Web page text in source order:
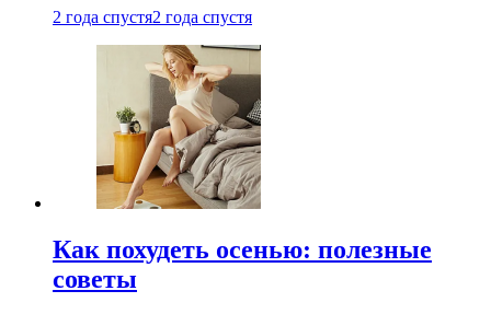
2 года спустя2 года спустя
Как похудеть осенью: полезные
советы